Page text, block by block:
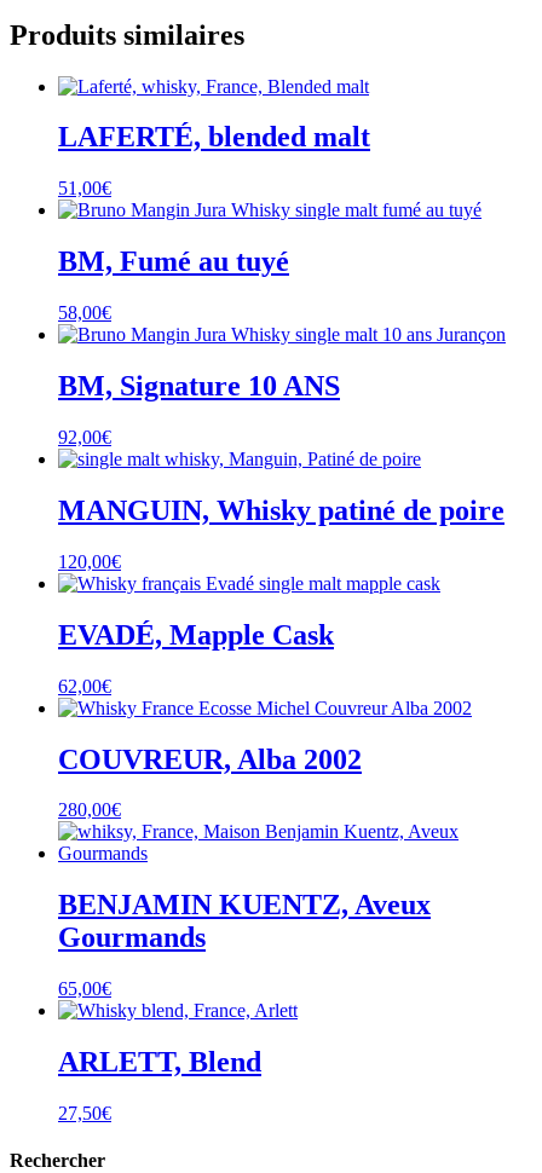
Produits similaires
LAFERTÉ, blended malt
51,00€
BM, Fumé au tuyé
58,00€
BM, Signature 10 ANS
92,00€
MANGUIN, Whisky patiné de poire
120,00€
EVADÉ, Mapple Cask
62,00€
COUVREUR, Alba 2002
280,00€
BENJAMIN KUENTZ, Aveux
Gourmands
65,00€
ARLETT, Blend
27,50€
Rechercher